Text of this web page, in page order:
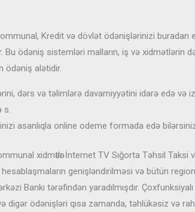
Kredit və dövlət ödənişlərinizi buradan
ödəniş sistemləri malların, iş və xidmətlərin
ödəniş alətidir.
dərs və təlimlərə davamiyyətini idarə edə və
s.
asanlıqla online odeme formada edə
xidmәtlәr İnternet TV Sığorta Təhsil Taksi
genişləndirilməsi və bütün
Bankı tərəfindən yaradılmışdır.
ödənişləri qısa zamanda, təhlükəsiz və